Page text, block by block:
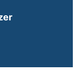
(externer Link,
Link, öffnet